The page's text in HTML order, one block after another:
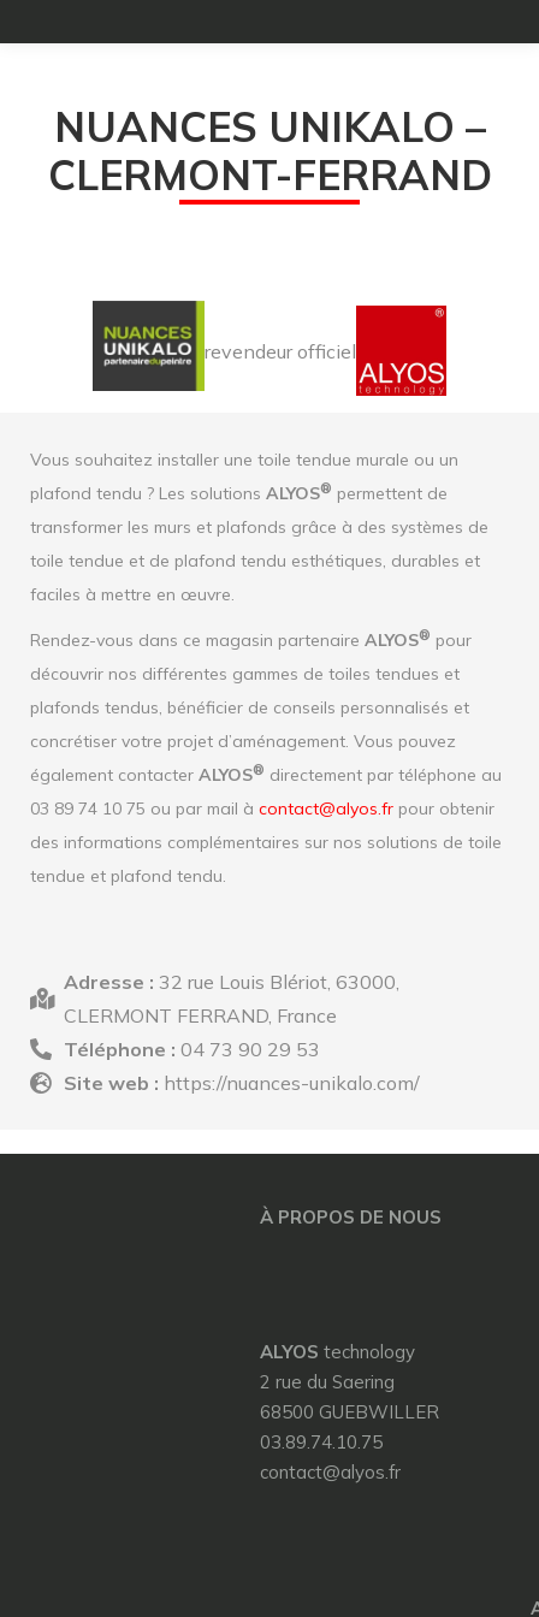
NUANCES UNIKALO –
CLERMONT-FERRAND
revendeur officiel
Vous souhaitez installer une toile tendue murale ou un
plafond tendu ? Les solutions ALYOS® permettent de
transformer les murs et plafonds grâce à des systèmes de
toile tendue et de plafond tendu esthétiques, durables et
faciles à mettre en œuvre.
Rendez-vous dans ce magasin partenaire ALYOS® pour
découvrir nos différentes gammes de toiles tendues et
plafonds tendus, bénéficier de conseils personnalisés et
concrétiser votre projet d’aménagement. Vous pouvez
également contacter ALYOS® directement par téléphone au
03 89 74 10 75 ou par mail à contact@alyos.fr pour obtenir
des informations complémentaires sur nos solutions de toile
tendue et plafond tendu.
Adresse : 32 rue Louis Blériot, 63000,
CLERMONT FERRAND, France
Téléphone : 04 73 90 29 53
Site web : https://nuances-unikalo.com/
À PROPOS DE NOUS
ALYOS technology
2 rue du Saering
68500 GUEBWILLER
03.89.74.10.75
contact@alyos.fr